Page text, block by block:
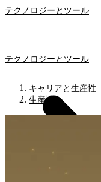
テクノロジーとツール
テクノロジーとツール
キャリアと生産性
生産性